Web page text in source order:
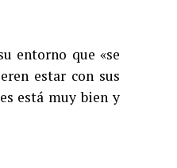
entorno que «se
estar con sus
está muy bien y